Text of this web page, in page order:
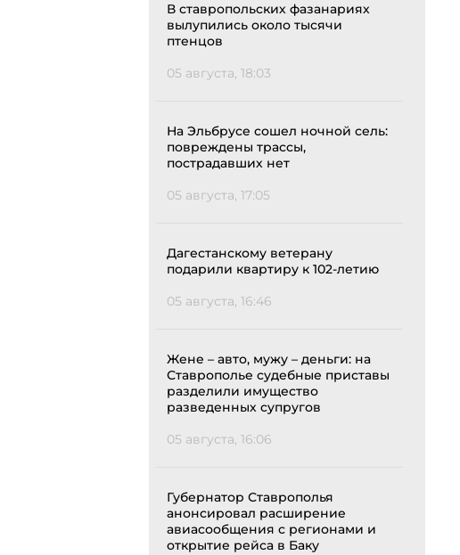
В ставропольских фазанариях
вылупились около тысячи
птенцов
05 августа, 18:03
На Эльбрусе сошел ночной сель:
повреждены трассы,
пострадавших нет
05 августа, 17:05
Дагестанскому ветерану
подарили квартиру к 102-летию
05 августа, 16:46
Жене – авто, мужу – деньги: на
Ставрополье судебные приставы
разделили имущество
разведенных супругов
05 августа, 16:06
Губернатор Ставрополья
анонсировал расширение
авиасообщения с регионами и
открытие рейса в Баку